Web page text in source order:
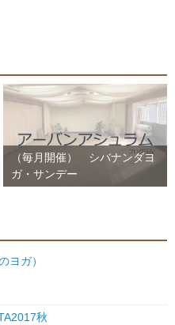
（毎月開催） シバナンダヨ
ガ・サンデー
ヨガ）
秋